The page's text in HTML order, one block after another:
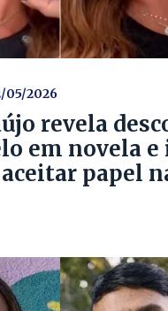
05/2026
revela
em novela
papel